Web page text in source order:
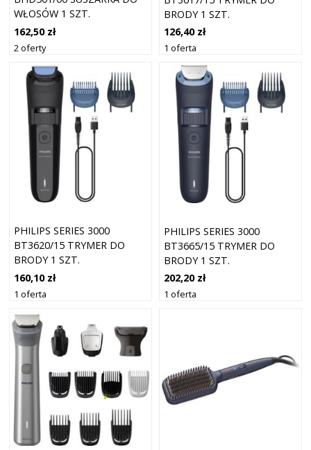
WŁOSÓW 1 SZT.
162,50 zł
2 oferty
BRODY 1 SZT.
126,40 zł
1 oferta
PHILIPS SERIES 3000
BT3620/15 TRYMER DO
BRODY 1 SZT.
160,10 zł
1 oferta
PHILIPS SERIES 3000
BT3665/15 TRYMER DO
BRODY 1 SZT.
202,20 zł
1 oferta